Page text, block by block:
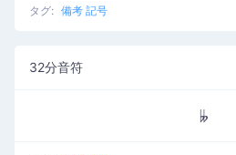
タグ: 備考 記号
32分音符
𝄫